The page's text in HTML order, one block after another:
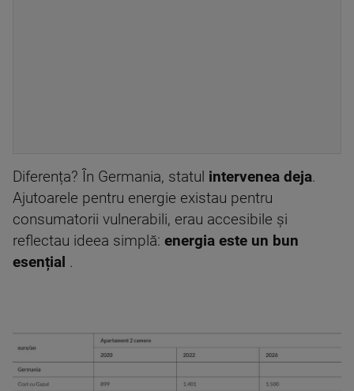
Diferența? În Germania, statul intervenea deja.
Ajutoarele pentru energie existau pentru
consumatorii vulnerabili, erau accesibile și
reflectau ideea simplă: energia este un bun
esențial .